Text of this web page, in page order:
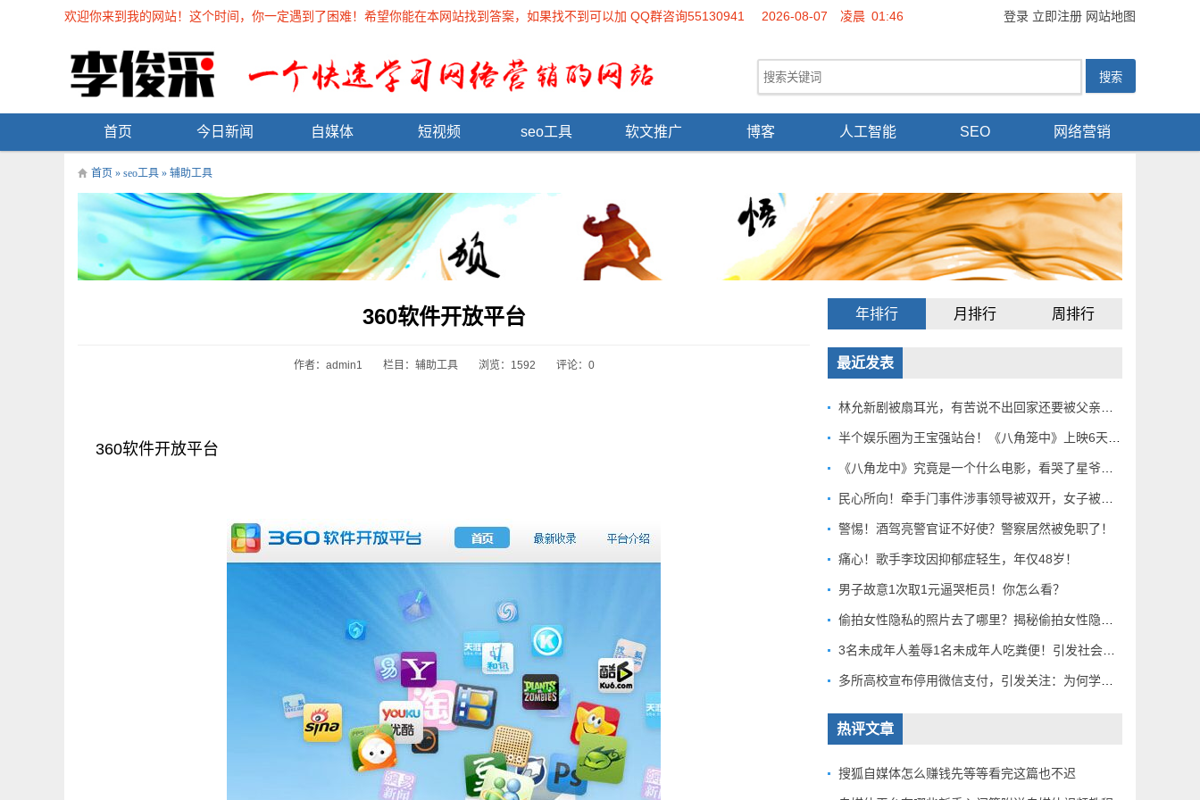
登录 立即注册 网站地图
欢迎你来到我的网站！这个时间，你一定遇到了困难！希望你能在本网站找到答案，如果找不到可以加 QQ群咨询55130941 2026-08-07 凌晨 01:46
首页 今日新闻 自媒体 短视频 seo工具 软文推广 博客 人工智能 SEO 网络营销
首页 » seo工具 » 辅助工具
360软件开放平台
作者：admin1 栏目： 辅助工具 浏览：1592 评论：0
360软件开放平台
年排行 月排行 周排行
最近发表
警惕！酒驾亮警官证不好使？警察居然被免职了！
痛心！歌手李玟因抑郁症轻生，年仅48岁！
男子故意1次取1元逼哭柜员！你怎么看？
热评文章
搜狐自媒体怎么赚钱先等等看完这篇也不迟